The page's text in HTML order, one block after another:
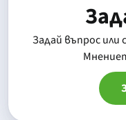
Задай въпрос